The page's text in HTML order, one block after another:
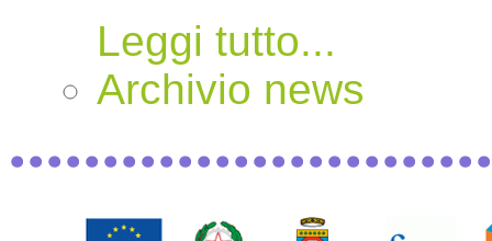
Leggi tutto...
Archivio news